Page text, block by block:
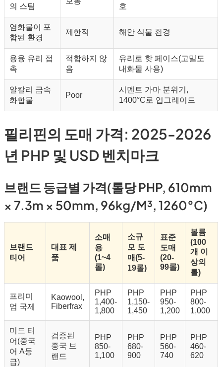
의 스팀 호
염화물이 포
함된 환경
제한적 해안 식물 환경
용융 유리 접
촉
적합하지 않
음
유리로 핫 페이스(고밀도
내화물 사용)
알칼리 금속
화합물
Poor
시멘트 가마 분위기,
1400°C로 업그레이드
필리핀의 도매 가격: 2025-2026
년 PHP 및 USD 벤치마크
브랜드 등급별 가격(롤당 PHP, 610mm
× 7.3m × 50mm, 96kg/m³, 1260°C)
브랜드
티어
대표 제
품
소매
용
(1~4
롤)
소규
모 도
매(5-
19롤)
표준
도매
(20-
99롤)
볼륨
(100
개 이
상의
롤)
프리미
엄 국제
Kaowool,
Fiberfrax
PHP
1,400-
1,800
PHP
1,150-
1,450
PHP
950-
1,200
PHP
800-
1,000
미드 티
어(중국
어 A등
급)
검증된
중국 브
랜드
PHP
850-
1,100
PHP
680-
900
PHP
560-
740
PHP
460-
620